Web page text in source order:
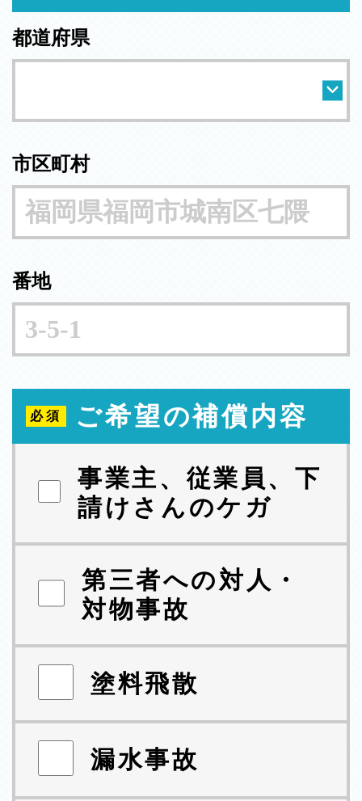
都道府県
市区町村
番地
ご希望の補償内容
事業主、従業員、下
請けさんのケガ
第三者への対人・
対物事故
塗料飛散
漏水事故